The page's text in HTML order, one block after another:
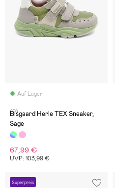
Auf Lager
(0)
Bisgaard Herle TEX Sneaker,
Sage
67,99 €
UVP: 103,99 €
Superpreis